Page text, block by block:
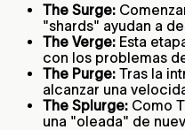
The Surge:
"shards" ayudan a
The Verge: Esta
con los problemas
The Purge: Tras la
alcanzar una
The Splurge: Como
una "oleada" de